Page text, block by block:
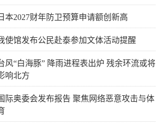
本2027财年防卫预算申请额创新高
使馆发布公民赴泰参加文体活动提醒
风“白海豚” 降雨进程表出炉 残余环流或将
响北方
际奥委会发布报告 聚焦网络恶意攻击与体